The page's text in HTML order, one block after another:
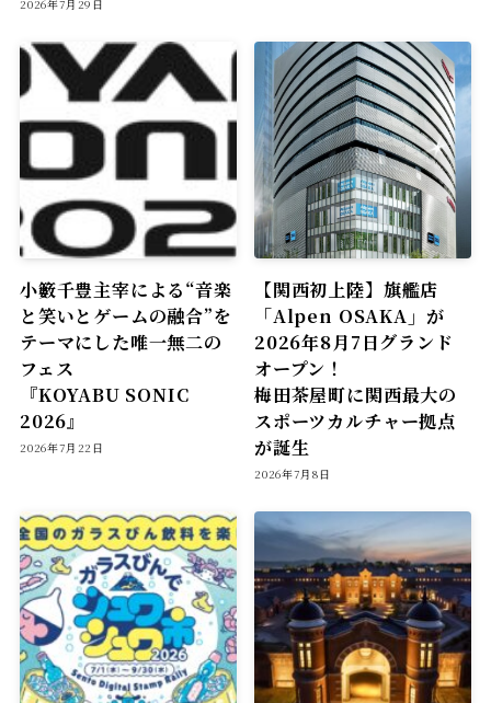
2026年7月29日
小籔千豊主宰による“音楽
と笑いとゲームの融合”を
テーマにした唯一無二の
フェス
『KOYABU SONIC
2026』
2026年7月22日
【関西初上陸】旗艦店
「Alpen OSAKA」が
2026年8月7日グランド
オープン！
梅田茶屋町に関西最大の
スポーツカルチャー拠点
が誕生
2026年7月8日